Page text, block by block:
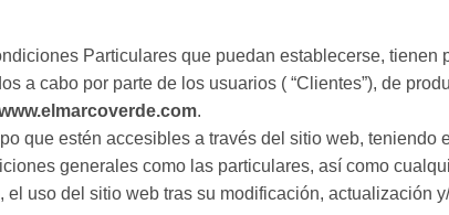
Particulares que puedan establecerse, tienen
a cabo por parte de los usuarios ( “Clientes”), de
.
que estén accesibles a través del sitio web, teniendo
generales como las particulares, así como
uso del sitio web tras su modificación, actualización